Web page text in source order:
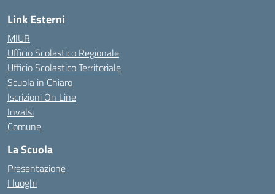
Link Esterni
MIUR
Ufficio Scolastico Regionale
Ufficio Scolastico Territoriale
Scuola in Chiaro
Iscrizioni On Line
Invalsi
Comune
La Scuola
Presentazione
I luoghi